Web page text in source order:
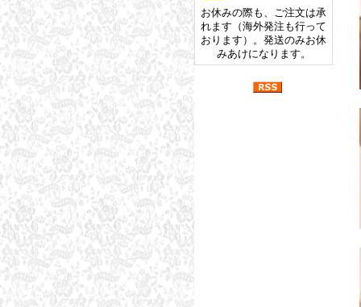
お休みの際も、ご注文は承
れます（海外発注も行って
おります）。発送のみお休
みあけになります。